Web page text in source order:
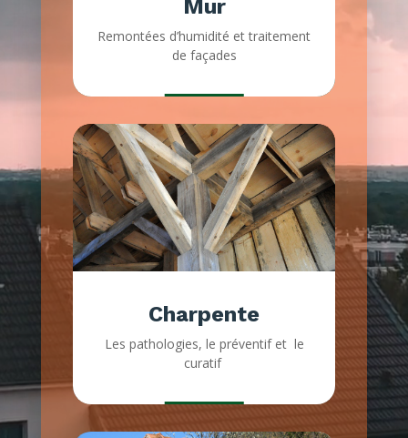
Mur
Remontées d’humidité et traitement
de façades
Charpente
Les pathologies, le préventif et le
curatif